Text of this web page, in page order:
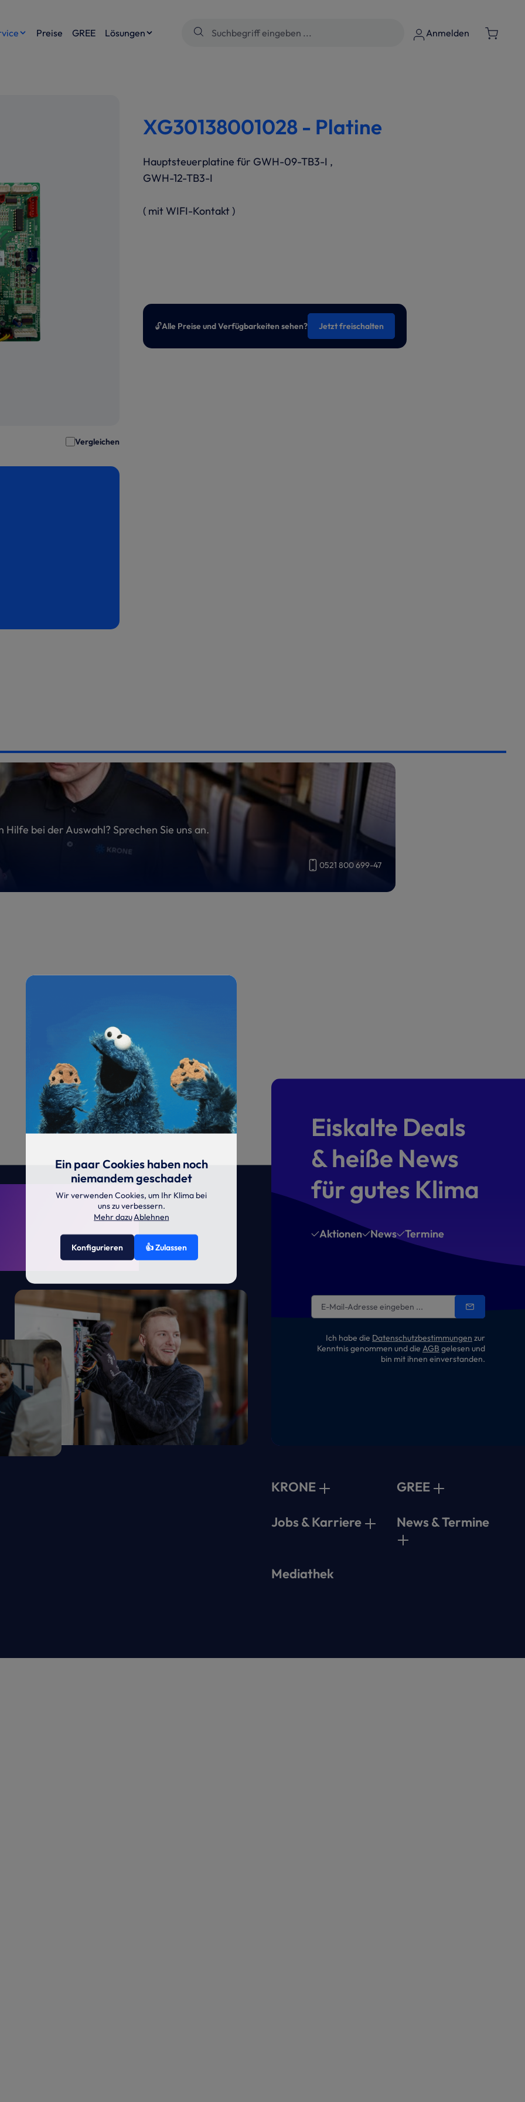
Preise GREE Lösungen Anmelden
Vergleichen
XG30138001028 - Platine
Hauptsteuerplatine für GWH-09-TB3-I ,
GWH-12-TB3-I
( mit WIFI-Kontakt )
🔓Alle Preise und Verfügbarkeiten sehen? Jetzt freischalten
bei der Auswahl? Sprechen Sie uns an.
0521 800 699-47
Eiskalte Deals
& heiße News
für gutes Klima
Aktionen News Termine
Ich habe die Datenschutzbestimmungen zur
Kenntnis genommen und die AGB gelesen und
bin mit ihnen einverstanden.
KRONE GREE
Jobs & Karriere News & Termine
Mediathek
Ein paar Cookies haben noch
niemandem geschadet
Wir verwenden Cookies, um Ihr Klima bei
uns zu verbessern.
Mehr dazuAblehnen
Konfigurieren 👍 Zulassen